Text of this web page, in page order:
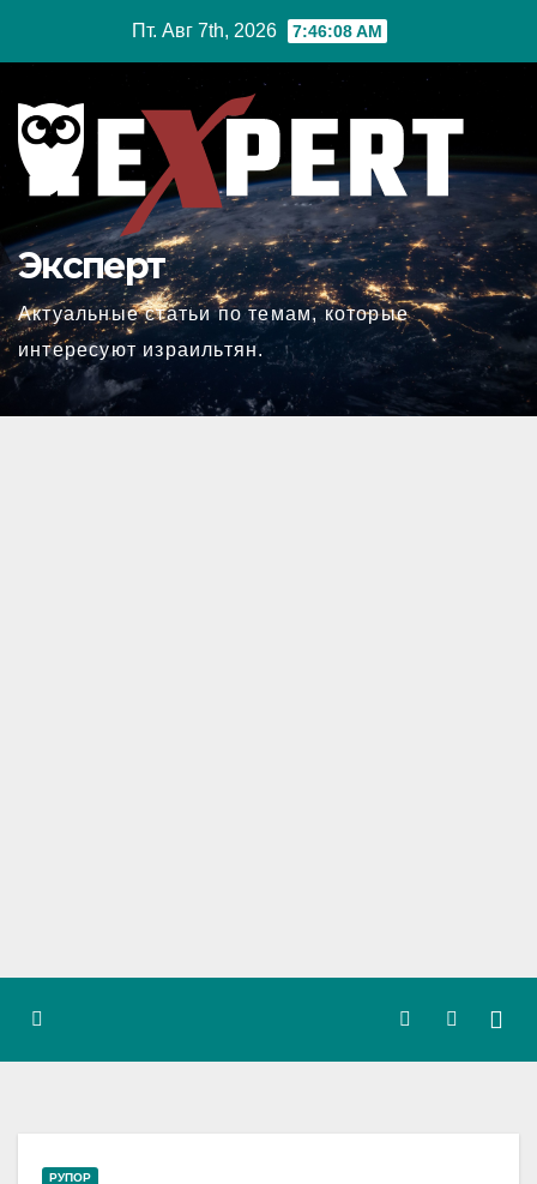
Пт. Авг 7th, 2026 7:46:09 AM
Эксперт
Актуальные статьи по темам, которые
интересуют израильтян.
РУПОР